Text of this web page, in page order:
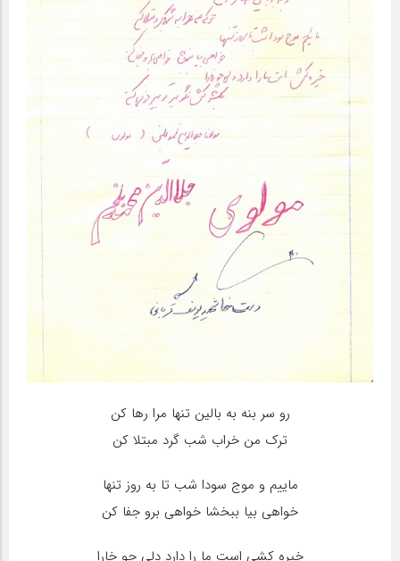
رو سر بنه به بالين تنها مرا رها کن
ترک من خراب شب گرد مبتلا کن
ماييم و موج سودا شب تا به روز تنها
خواهي بيا ببخشا خواهي برو جفا کن